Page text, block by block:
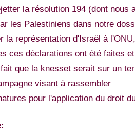
la résolution 194 (dont nous
les Palestiniens dans notre
la représentation d'Israël à
ces déclarations ont été faites
que la knesset serait sur un
visant à rassembler
pour l'application du droit